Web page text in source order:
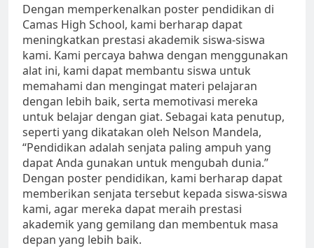
Dengan memperkenalkan poster pendidikan di
Camas High School, kami berharap dapat
meningkatkan prestasi akademik siswa-siswa
kami. Kami percaya bahwa dengan menggunakan
alat ini, kami dapat membantu siswa untuk
memahami dan mengingat materi pelajaran
dengan lebih baik, serta memotivasi mereka
untuk belajar dengan giat. Sebagai kata penutup,
seperti yang dikatakan oleh Nelson Mandela,
“Pendidikan adalah senjata paling ampuh yang
dapat Anda gunakan untuk mengubah dunia.”
Dengan poster pendidikan, kami berharap dapat
memberikan senjata tersebut kepada siswa-siswa
kami, agar mereka dapat meraih prestasi
akademik yang gemilang dan membentuk masa
depan yang lebih baik.